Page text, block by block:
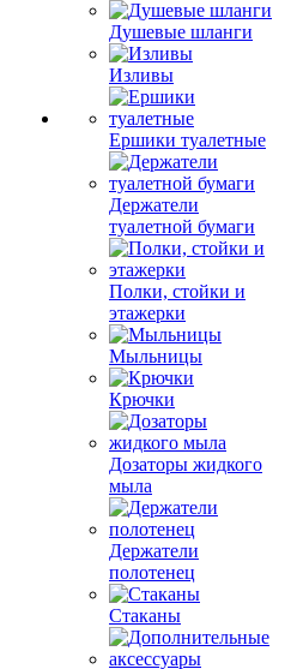
Душевые шланги
Изливы
Ершики туалетные
Держатели
туалетной бумаги
Полки, стойки и
этажерки
Мыльницы
Крючки
Дозаторы жидкого
мыла
Держатели
полотенец
Стаканы